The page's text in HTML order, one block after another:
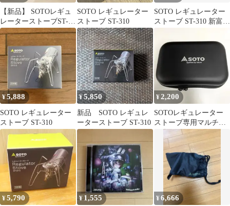
【新品】 SOTOレギュ
レーターストーブST-
310 3点セット
SOTO レギュレーター
ストーブ ST-310
SOTO レギュレーター
ストーブ ST-310 新富士
¥5,888
SOTO レギュレーター
ストーブ ST-310
¥5,850
新品 SOTO レギュレ
ーターストーブ ST-310
¥2,200
SOTOレギュレーター
ストーブ専用マルチケ
ース ST-3103
¥5,790 ¥ 1,555 ¥6,666